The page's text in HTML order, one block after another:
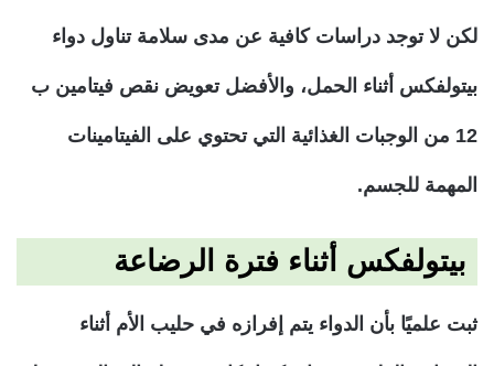
لكن لا توجد دراسات كافية عن مدى سلامة تناول دواء
بيتولفكس أثناء الحمل، والأفضل تعويض نقص فيتامين ب
12 من الوجبات الغذائية التي تحتوي على الفيتامينات
المهمة للجسم.
بيتولفكس أثناء فترة الرضاعة
ثبت علميًا بأن الدواء يتم إفرازه في حليب الأم أثناء